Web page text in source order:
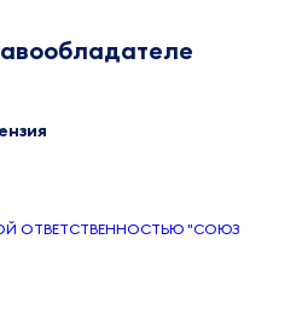
ОТВЕТСТВЕННОСТЬЮ "СОЮЗ